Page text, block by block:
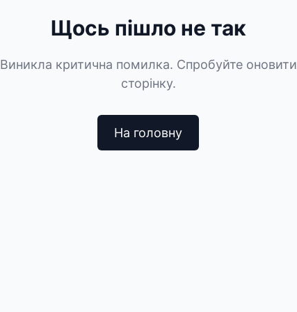
Щось пішло не так
Виникла критична помилка. Спробуйте оновити
сторінку.
На головну